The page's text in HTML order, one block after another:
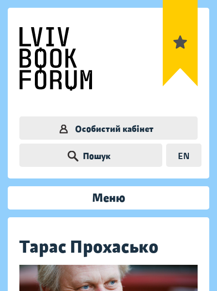
Особистий кабінет
Пошук EN
Меню
Тарас Прохасько